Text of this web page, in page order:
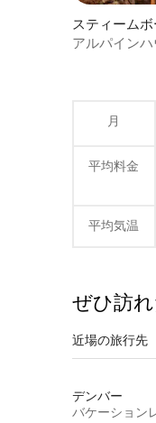
スティーム
スの一軒家
アルパイン
月
平均料金
平均気温
ぜひ訪⁠
近場の旅行先
デンバー
バケーション